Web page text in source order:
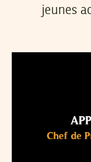
jeunes